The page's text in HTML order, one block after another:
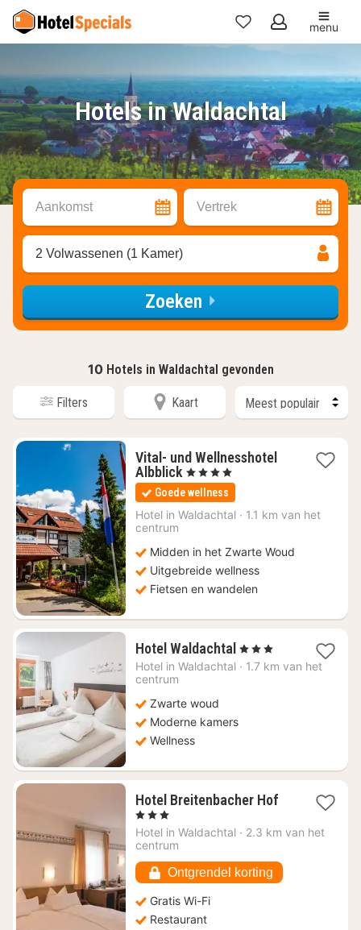
Mijn
menu
Hotels in Waldachtal
Aankomst Vertrek
2 Volwassenen (1 Kamer)
Zoeken
10 Hotels in Waldachtal gevonden
Filters Kaart
Vital- und Wellnesshotel
Albblick 1
nacht
vanaf
€
, 4 Sterren
Goede wellness
Hotel in Waldachtal · 1.1 km van het
centrum
Midden in het Zwarte Woud
Uitgebreide wellness
Fietsen en wandelen
Hotel Waldachtal 1
nacht
, 3 Sterren
Hotel in Waldachtal · 1.7 km van het
centrum
Zwarte woud
Moderne kamers
Wellness
Hotel Breitenbacher Hof1
vanaf
, 3 Sterren
Hotel in Waldachtal · 2.3 km van het
centrum
Ontgrendel korting
Gratis Wi-Fi
Restaurant